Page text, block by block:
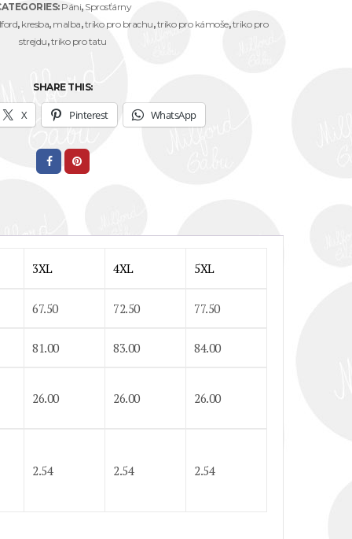
Páni, Sprosťárny
, kresba, malba,triko pro brachu,triko pro kámoše,triko pro
strejdu,triko pro tatu
SHARE THIS:
X Pinterest WhatsApp
3XL 4XL 5XL
67.50 72.50 77.50
81.00 83.00 84.00
26.00 26.00 26.00
2.54 2.54 2.54